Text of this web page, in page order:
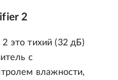
2
это тихий (32 дБ)
с
влажности,